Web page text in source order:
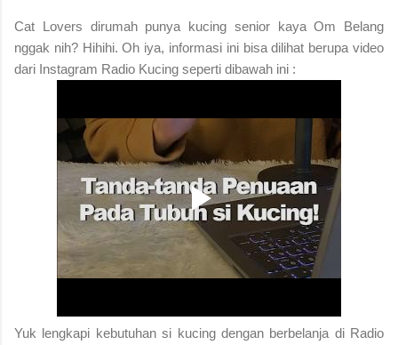
Cat Lovers dirumah punya kucing senior kaya Om Belang
nggak nih? Hihihi. Oh iya, informasi ini bisa dilihat berupa video
dari Instagram Radio Kucing seperti dibawah ini :
Yuk lengkapi kebutuhan si kucing dengan berbelanja di Radio